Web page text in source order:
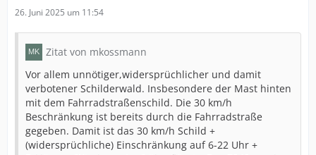
26. Juni 2025 um 11:54
Zitat von mkossmann
Vor allem unnötiger,widersprüchlicher und damit
verbotener Schilderwald. Insbesondere der Mast hinten
mit dem Fahrradstraßenschild. Die 30 km/h
Beschränkung ist bereits durch die Fahrradstraße
gegeben. Damit ist das 30 km/h Schild +
(widersprüchliche) Einschränkung auf 6-22 Uhr +